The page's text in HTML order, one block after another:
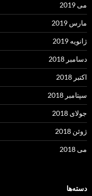
می 2019
مارس 2019
ژانویه 2019
دسامبر 2018
اکتبر 2018
سپتامبر 2018
جولای 2018
ژوئن 2018
می 2018
دسته‌ها